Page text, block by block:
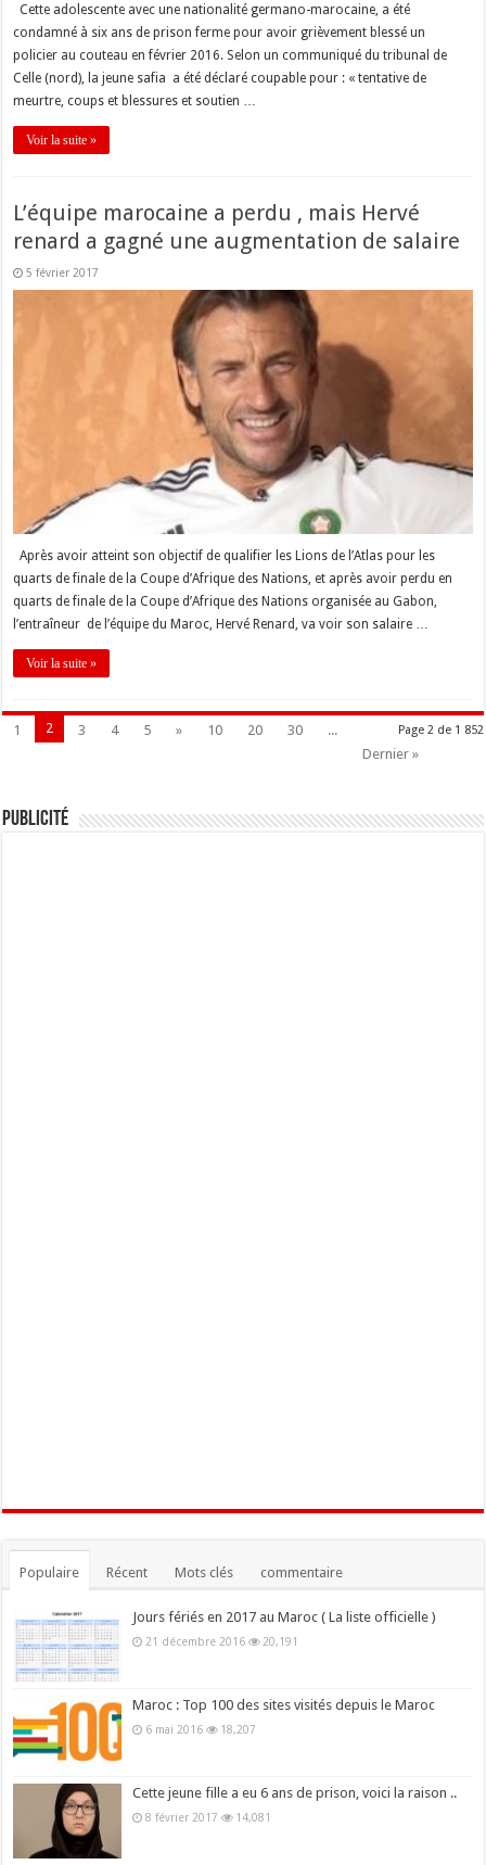
Cette adolescente avec une nationalité germano-marocaine, a été
condamné à six ans de prison ferme pour avoir grièvement blessé un
policier au couteau en février 2016. Selon un communiqué du tribunal de
Celle (nord), la jeune safia a été déclaré coupable pour : « tentative de
meurtre, coups et blessures et soutien …
Voir la suite »
L’équipe marocaine a perdu , mais Hervé
renard a gagné une augmentation de salaire
5 février 2017
Après avoir atteint son objectif de qualifier les Lions de l’Atlas pour les
quarts de finale de la Coupe d’Afrique des Nations, et après avoir perdu en
quarts de finale de la Coupe d’Afrique des Nations organisée au Gabon,
l’entraîneur de l’équipe du Maroc, Hervé Renard, va voir son salaire …
Voir la suite »
Page 2 de 1 852
1 2 3 4 5 » 10 20 30
...
Dernier »
Publicité
Populaire Récent Mots clés commentaire
Jours fériés en 2017 au Maroc ( La liste officielle )
21 décembre 2016 20,191
Maroc : Top 100 des sites visités depuis le Maroc
6 mai 2016 18,207
Cette jeune fille a eu 6 ans de prison, voici la raison ..
8 février 2017 14,081